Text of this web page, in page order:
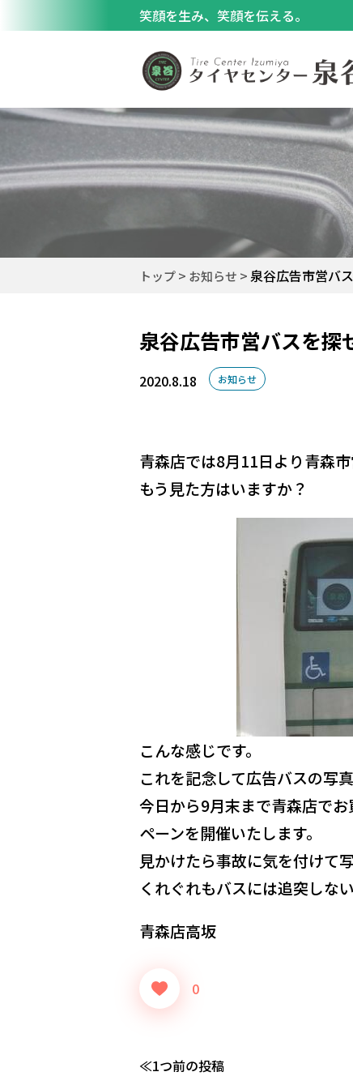
笑顔を生み、笑顔を伝える。
トップ お知らせ 泉谷広告市営バ
泉谷広告市営バスを探
2020.8.18 お知らせ
青森店では8月11日より青森
もう見た方はいますか？
こんな感じです。
これを記念して広告バスの写
今日から9月末まで青森店で
ペーンを開催いたします。
見かけたら事故に気を付けて
くれぐれもバスには追突しな
青森店高坂
0
1つ前の投稿